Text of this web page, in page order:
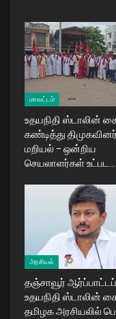
மாவட்டம்
உதயநிதி ஸ்டாலின்
கண்டித்து
மறியல் – ஒன்றிய
செயலாளர்கள் உட்பட…
அரசியல்
தஞ்சாவூர் ஆர்ப்பாட்டப்
உதயநிதி ஸ்டாலின்
தமிழக அரசியலில்